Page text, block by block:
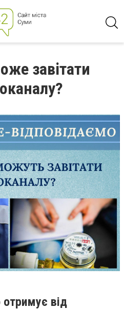
завітати
отримує від